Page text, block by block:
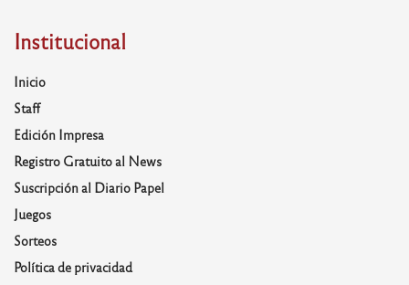
Institucional
Inicio
Staff
Edición Impresa
Registro Gratuito al News
Suscripción al Diario Papel
Juegos
Sorteos
Política de privacidad